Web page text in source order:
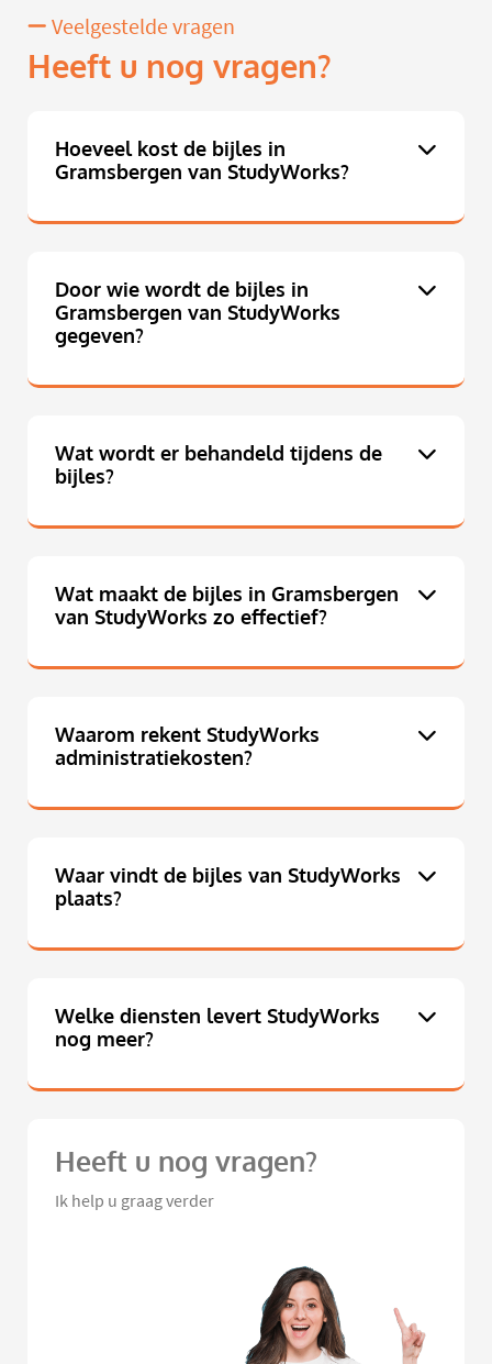
Veelgestelde vragen
Heeft u nog vragen?
Hoeveel kost de bijles in
Gramsbergen van StudyWorks?
Door wie wordt de bijles in
Gramsbergen van StudyWorks
gegeven?
Wat wordt er behandeld tijdens de
bijles?
Wat maakt de bijles in Gramsbergen
van StudyWorks zo effectief?
Waarom rekent StudyWorks
administratiekosten?
Waar vindt de bijles van StudyWorks
plaats?
Welke diensten levert StudyWorks
nog meer?
Heeft u nog vragen?
Ik help u graag verder